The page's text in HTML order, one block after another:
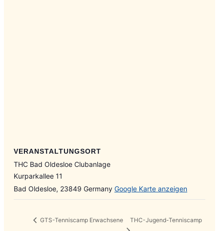
VERANSTALTUNGSORT
THC Bad Oldesloe Clubanlage
Kurparkallee 11
Bad Oldesloe, 23849 Germany Google Karte anzeigen
GTS-Tenniscamp Erwachsene THC-Jugend-Tenniscamp